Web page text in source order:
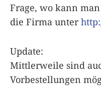
Frage, wo kann man
die Firma unter
Update:
Mittlerweile sind
Vorbestellungen